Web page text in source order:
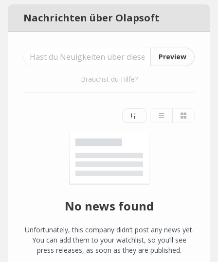
Nachrichten über Olapsoft
Preview
Brauchst du Hilfe?
No news found
Unfortunately, this company didn’t post any news yet.
You can add them to your watchlist, so you’ll see
press releases, as soon as they are published.